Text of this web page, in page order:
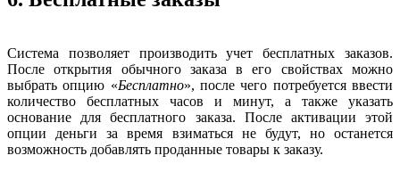
Система позволяет производить учет бесплатных заказов.
После открытия обычного заказа в его свойствах можно
выбрать опцию «Бесплатно», после чего потребуется ввести
количество бесплатных часов и минут, а также указать
основание для бесплатного заказа. После активации этой
опции деньги за время взиматься не будут, но останется
возможность добавлять проданные товары к заказу.